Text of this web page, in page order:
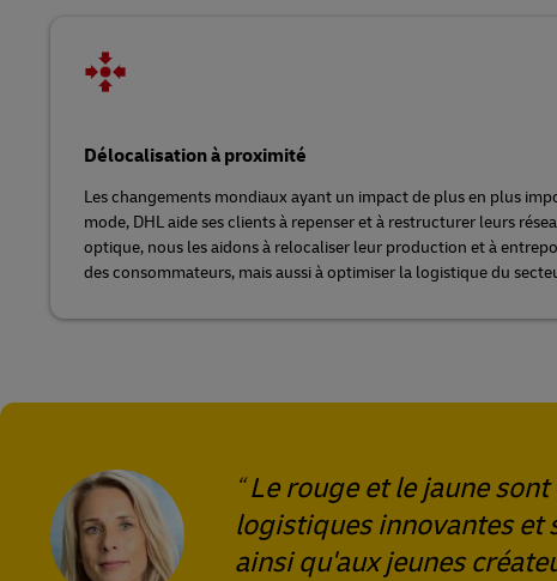
Délocalisation à proximité
Les changements mondiaux ayant un impact de plus en plus
mode, DHL aide ses clients à repenser et à restructurer leurs
optique, nous les aidons à relocaliser leur production et à
des consommateurs, mais aussi à optimiser la logistique du
Le rouge et le jaune
logistiques innovantes et
ainsi qu'aux jeunes